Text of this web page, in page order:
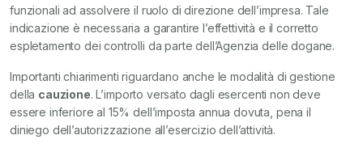
funzionali ad assolvere il ruolo di direzione dell’impresa. Tale
indicazione è necessaria a garantire l’effettività e il corretto
espletamento dei controlli da parte dell’Agenzia delle dogane.
Importanti chiarimenti riguardano anche le modalità di gestione
della cauzione. L’importo versato dagli esercenti non deve
essere inferiore al 15% dell’imposta annua dovuta, pena il
diniego dell’autorizzazione all’esercizio dell’attività.